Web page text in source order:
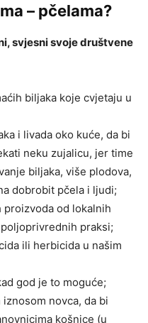
– pčelama?
svjesni svoje društvene
biljaka koje cvjetaju u
i livada oko kuće, da bi
neku zujalicu, jer time
biljaka, više plodova,
dobrobit pčela i ljudi;
od lokalnih
praksi;
ili herbicida u našim
god je to moguće;
novca, da bi
košnice (u